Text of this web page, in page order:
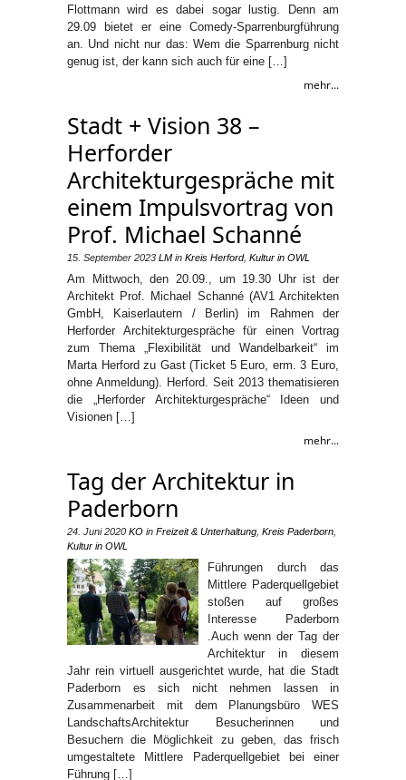
Flottmann wird es dabei sogar lustig. Denn am
29.09 bietet er eine Comedy-Sparrenburgführung
an. Und nicht nur das: Wem die Sparrenburg nicht
genug ist, der kann sich auch für eine […]
mehr...
Stadt + Vision 38 –
Herforder
Architekturgespräche mit
einem Impulsvortrag von
Prof. Michael Schanné
15. September 2023 LM in Kreis Herford, Kultur in OWL
Am Mittwoch, den 20.09., um 19.30 Uhr ist der
Architekt Prof. Michael Schanné (AV1 Architekten
GmbH, Kaiserlautern / Berlin) im Rahmen der
Herforder Architekturgespräche für einen Vortrag
zum Thema „Flexibilität und Wandelbarkeit“ im
Marta Herford zu Gast (Ticket 5 Euro, erm. 3 Euro,
ohne Anmeldung). Herford. Seit 2013 thematisieren
die „Herforder Architekturgespräche“ Ideen und
Visionen […]
mehr...
Tag der Architektur in
Paderborn
24. Juni 2020 KO in Freizeit & Unterhaltung Kreis Paderborn
Kultur in OWL
Führungen durch das
Mittlere Paderquellgebiet
stoßen auf großes
Interesse Paderborn
.Auch wenn der Tag der
Architektur in diesem
Jahr rein virtuell ausgerichtet wurde, hat die Stadt
Paderborn es sich nicht nehmen lassen in
Zusammenarbeit mit dem Planungsbüro WES
LandschaftsArchitektur Besucherinnen und
Besuchern die Möglichkeit zu geben, das frisch
umgestaltete Mittlere Paderquellgebiet bei einer
Führung […]